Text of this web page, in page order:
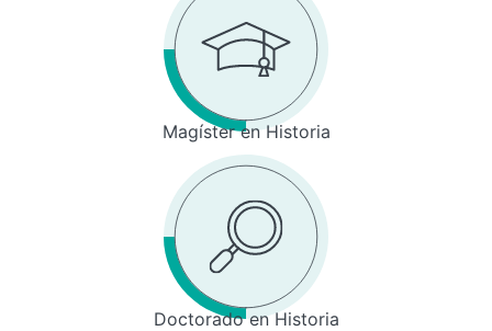
Magíster en Historia
Doctorado en Historia